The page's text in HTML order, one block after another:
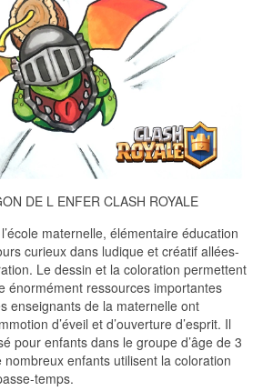
DE L ENFER CLASH ROYALE
maternelle, élémentaire éducation
curieux dans ludique et créatif allées-
Le dessin et la coloration permettent
énormément ressources importantes
enseignants de la maternelle ont
d’éveil et d’ouverture d’esprit. Il
pour enfants dans le groupe d’âge de 3
enfants utilisent la coloration
temps.